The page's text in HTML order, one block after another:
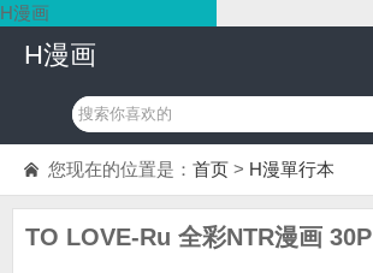
H漫画
H漫画
您现在的位置是： 首页 > H漫單行本
TO LOVE-Ru 全彩NTR漫画 30P